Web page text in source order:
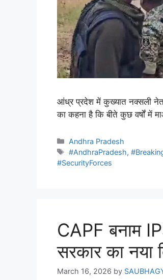
आंध्र प्रदेश में कुख्यात नक्सली
का कहना है कि बीते कुछ वर्षों में
Andhra Pradesh
#AndhraPradesh,
#SecurityForces
CAPF बनाम
सरकार का नया
March 16, 2026 by